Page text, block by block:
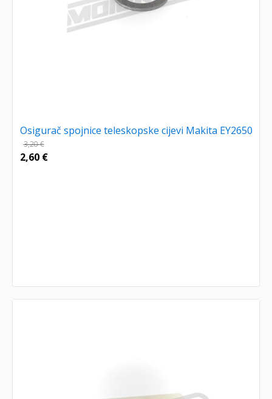
Osigurač spojnice teleskopske cijevi Makita EY2650
3,20€
2,60 €